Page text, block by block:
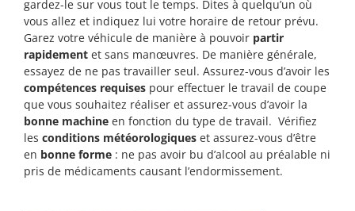
gardez-le sur vous tout le temps. Dites à quelqu’un où
vous allez et indiquez lui votre horaire de retour prévu.
Garez votre véhicule de manière à pouvoir partir
rapidement et sans manœuvres. De manière générale,
essayez de ne pas travailler seul. Assurez-vous d’avoir les
compétences requises pour effectuer le travail de coupe
que vous souhaitez réaliser et assurez-vous d’avoir la
bonne machine en fonction du type de travail. Vérifiez
les conditions météorologiques et assurez-vous d’être
en bonne forme : ne pas avoir bu d’alcool au préalable ni
pris de médicaments causant l’endormissement.